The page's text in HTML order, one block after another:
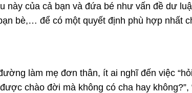
này của cả bạn và đứa bé như vấn đề dư
bè,… để có một quyết định phù hợp nhất
làm mẹ đơn thân, ít ai nghĩ đến việc
chào đời mà không có cha hay